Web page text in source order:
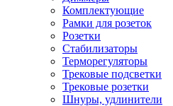
Комплектующие
Рамки для розеток
Розетки
Стабилизаторы
Терморегуляторы
Трековые подсветки
Трековые розетки
Шнуры, удлинители